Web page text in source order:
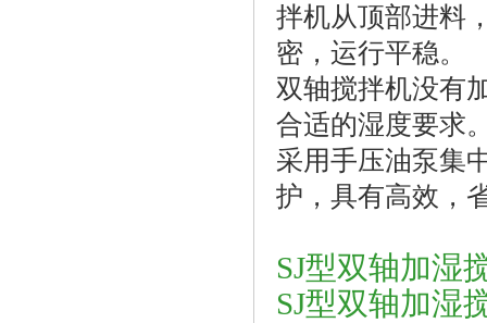
拌机从顶部进料
密，运行平稳。
双轴搅拌机没有
合适的湿度要求
采用手压油泵集
护，具有高效，
SJ型双轴加湿
SJ型双轴加湿